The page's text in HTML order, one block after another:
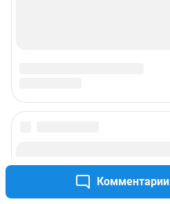
Комментарии